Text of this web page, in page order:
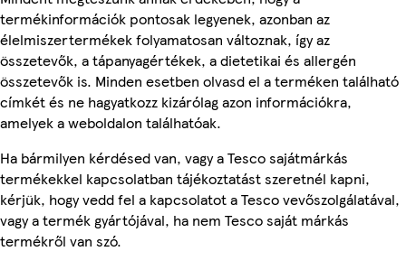
termékinformációk pontosak legyenek, azonban az
élelmiszertermékek folyamatosan változnak, így az
összetevők, a tápanyagértékek, a dietetikai és allergén
összetevők is. Minden esetben olvasd el a terméken található
címkét és ne hagyatkozz kizárólag azon információkra,
amelyek a weboldalon találhatóak.
Ha bármilyen kérdésed van, vagy a Tesco sajátmárkás
termékekkel kapcsolatban tájékoztatást szeretnél kapni,
kérjük, hogy vedd fel a kapcsolatot a Tesco vevőszolgálatával,
vagy a termék gyártójával, ha nem Tesco saját márkás
termékről van szó.